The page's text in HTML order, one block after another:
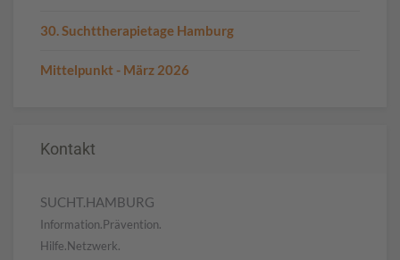
30. Suchttherapietage Hamburg
Mittelpunkt - März 2026
Kontakt
SUCHT.HAMBURG
Information.Prävention.
Hilfe.Netzwerk.